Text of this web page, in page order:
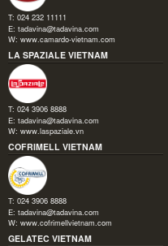
T: 024 232 11111
E: tadavina@tadavina.com
W: www.camardo-vietnam.com
LA SPAZIALE VIETNAM
T: 024 3906 8888
E: tadavina@tadavina.com
W: www.laspaziale.vn
COFRIMELL VIETNAM
T: 024 3906 8888
E: tadavina@tadavina.com
W: www.cofrimellvietnam.com
GELATEC VIETNAM